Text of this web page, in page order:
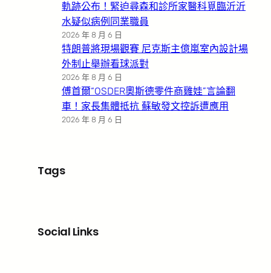
軌跡公布！緊迫尋森和診所家醫科覓臨沂沂
水疑似病例同業職員
2026 年 8 月 6 日
特朗普將現場觀賽 尼克斯主億嵐室內設計場
外制止舉辦看球派對
2026 年 8 月 6 日
傅首爾“OSDER奧斯德零件商雞娃”言論翻
車！家長集體抵抗 蘇敏發文控訴遭應用
2026 年 8 月 6 日
Tags
Social Links